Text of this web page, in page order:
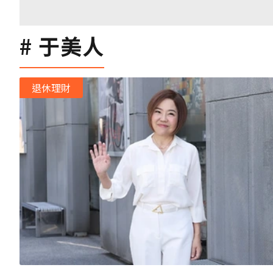
于美人
退休理財